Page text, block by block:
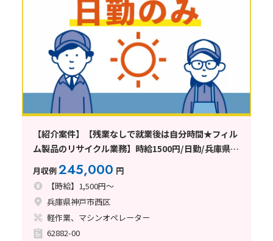
【紹介案件】【残業なしで就業後は自分時間★フィル
ム製品のリサイクル業務】時給1500円/日勤/兵庫県神
戸市西区高塚台/土日祝休み/寮完備/20〜50代の男女
活躍中/モクモク作業/重量物の取り
月収例245,000 円
【時給】1,500円～
兵庫県神戸市西区
軽作業、マシンオペレーター
62882-00